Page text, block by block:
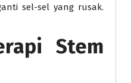
sel-sel yang rusak.
Stem